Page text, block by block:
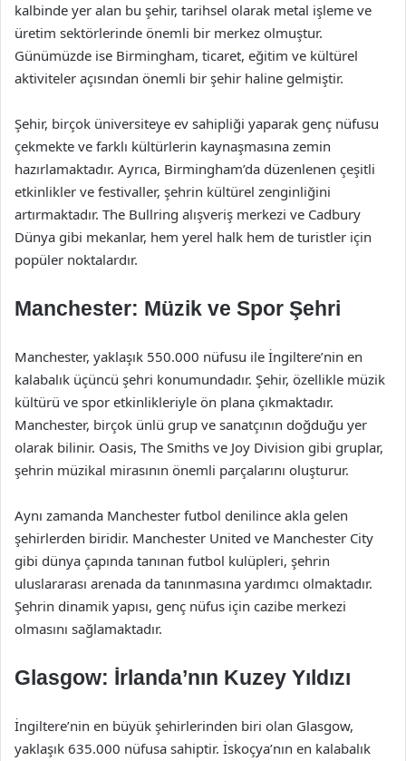
kalbinde yer alan bu şehir, tarihsel olarak metal işleme ve
üretim sektörlerinde önemli bir merkez olmuştur.
Günümüzde ise Birmingham, ticaret, eğitim ve kültürel
aktiviteler açısından önemli bir şehir haline gelmiştir.
Şehir, birçok üniversiteye ev sahipliği yaparak genç nüfusu
çekmekte ve farklı kültürlerin kaynaşmasına zemin
hazırlamaktadır. Ayrıca, Birmingham’da düzenlenen çeşitli
etkinlikler ve festivaller, şehrin kültürel zenginliğini
artırmaktadır. The Bullring alışveriş merkezi ve Cadbury
Dünya gibi mekanlar, hem yerel halk hem de turistler için
popüler noktalardır.
Manchester: Müzik ve Spor Şehri
Manchester, yaklaşık 550.000 nüfusu ile İngiltere’nin en
kalabalık üçüncü şehri konumundadır. Şehir, özellikle müzik
kültürü ve spor etkinlikleriyle ön plana çıkmaktadır.
Manchester, birçok ünlü grup ve sanatçının doğduğu yer
olarak bilinir. Oasis, The Smiths ve Joy Division gibi gruplar,
şehrin müzikal mirasının önemli parçalarını oluşturur.
Aynı zamanda Manchester futbol denilince akla gelen
şehirlerden biridir. Manchester United ve Manchester City
gibi dünya çapında tanınan futbol kulüpleri, şehrin
uluslararası arenada da tanınmasına yardımcı olmaktadır.
Şehrin dinamik yapısı, genç nüfus için cazibe merkezi
olmasını sağlamaktadır.
Glasgow: İrlanda’nın Kuzey Yıldızı
İngiltere’nin en büyük şehirlerinden biri olan Glasgow,
yaklaşık 635.000 nüfusa sahiptir. İskoçya’nın en kalabalık